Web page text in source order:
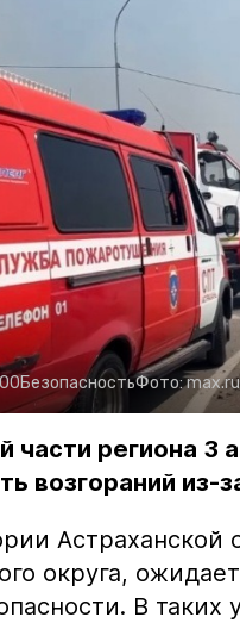
БезопасностьФото:
части региона 3
возгораний из-
Астраханской
округа,
В